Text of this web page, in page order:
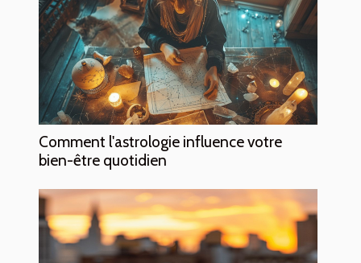
Comment l'astrologie influence votre
bien-être quotidien